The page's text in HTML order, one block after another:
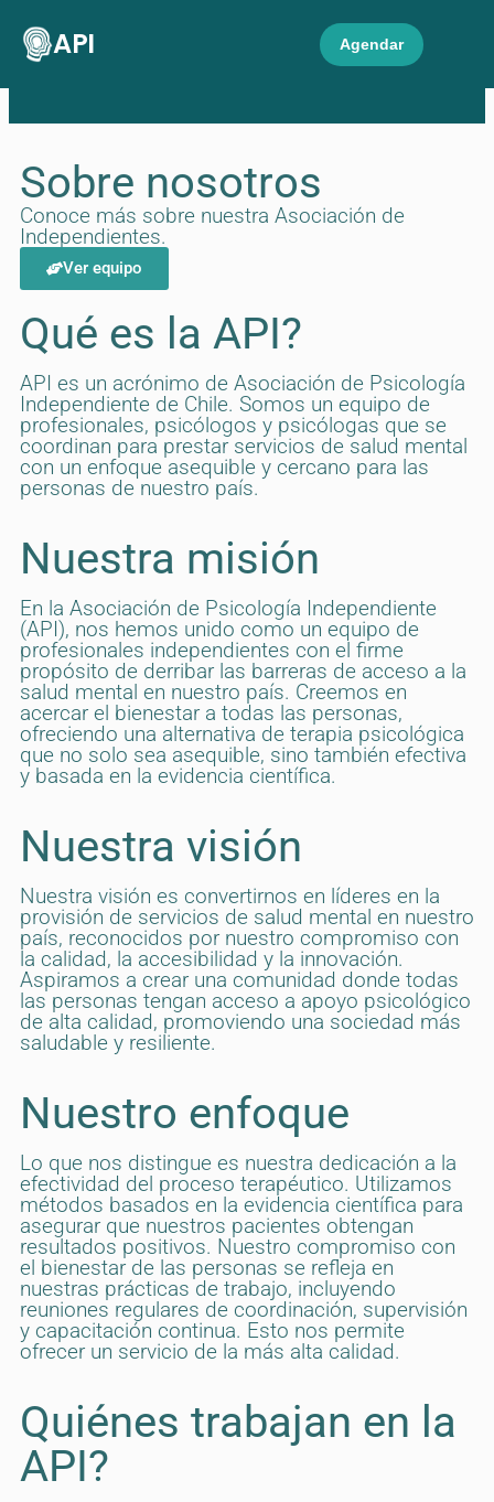
API Agendar
Sobre nosotros
Conoce más sobre nuestra Asociación de
Independientes.
Ver equipo
Qué es la API?
API es un acrónimo de Asociación de Psicología
Independiente de Chile. Somos un equipo de
profesionales, psicólogos y psicólogas que se
coordinan para prestar servicios de salud mental
con un enfoque asequible y cercano para las
personas de nuestro país.
Nuestra misión
En la Asociación de Psicología Independiente
(API), nos hemos unido como un equipo de
profesionales independientes con el firme
propósito de derribar las barreras de acceso a la
salud mental en nuestro país. Creemos en
acercar el bienestar a todas las personas,
ofreciendo una alternativa de terapia psicológica
que no solo sea asequible, sino también efectiva
y basada en la evidencia científica.
Nuestra visión
Nuestra visión es convertirnos en líderes en la
provisión de servicios de salud mental en nuestro
país, reconocidos por nuestro compromiso con
la calidad, la accesibilidad y la innovación.
Aspiramos a crear una comunidad donde todas
las personas tengan acceso a apoyo psicológico
de alta calidad, promoviendo una sociedad más
saludable y resiliente.
Nuestro enfoque
Lo que nos distingue es nuestra dedicación a la
efectividad del proceso terapéutico. Utilizamos
métodos basados en la evidencia científica para
asegurar que nuestros pacientes obtengan
resultados positivos. Nuestro compromiso con
el bienestar de las personas se refleja en
nuestras prácticas de trabajo, incluyendo
reuniones regulares de coordinación, supervisión
y capacitación continua. Esto nos permite
ofrecer un servicio de la más alta calidad.
Quiénes trabajan en la
API?